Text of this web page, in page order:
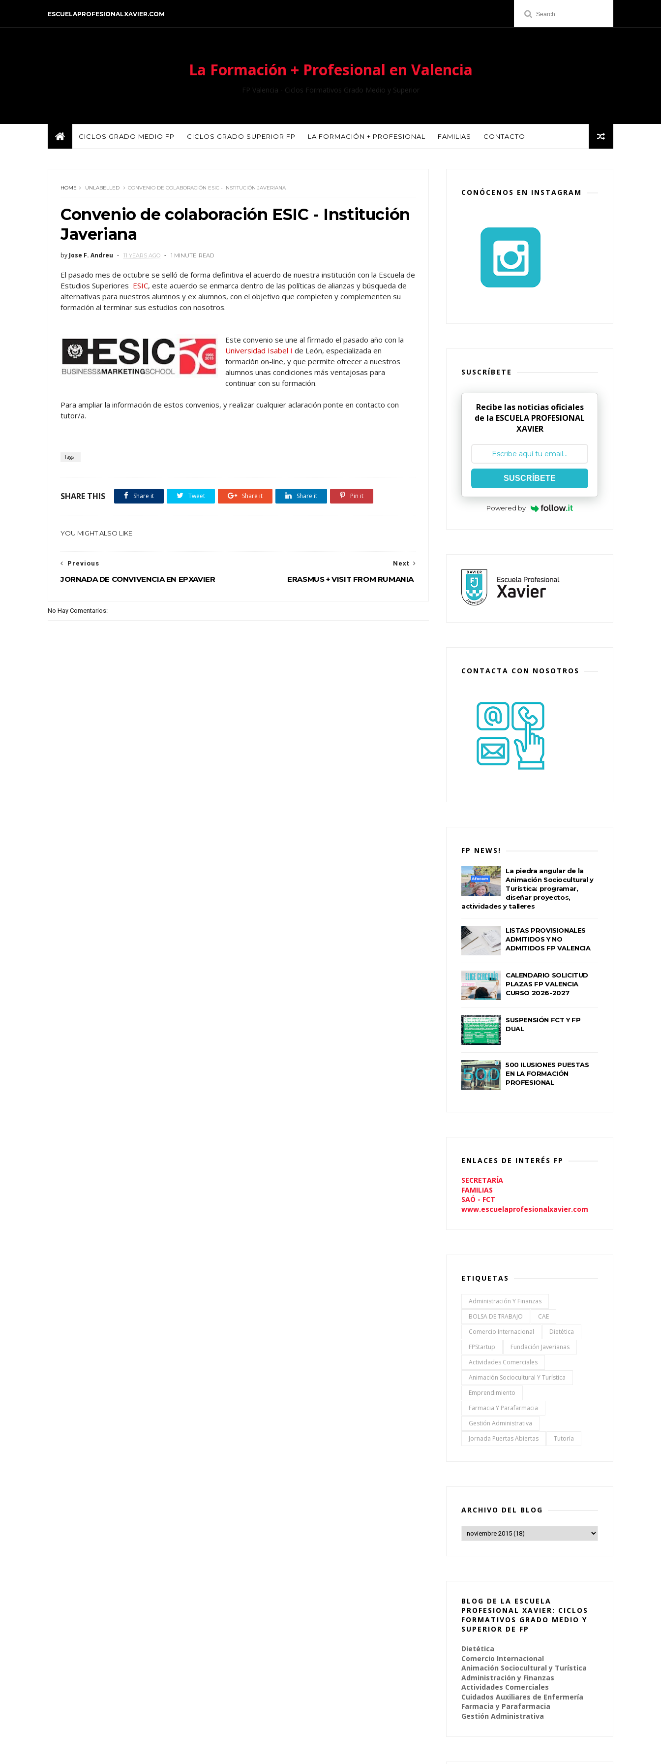
ESCUELAPROFESIONALXAVIER.COM
La Formación + Profesional en Valencia
FP Valencia - Ciclos Formativos Grado Medio y Superior
CICLOS GRADO MEDIO FP CICLOS GRADO SUPERIOR FP LA FORMACIÓN + PROFESIONAL FAMILIAS CONTACTO
HOME UNLABELLED CONVENIO DE COLABORACIÓN ESIC - INSTITUCIÓN JAVERIANA
Convenio de colaboración ESIC - Institución
Javeriana
by Jose F. Andreu 11 YEARS AGO 1 MINUTE READ
El pasado mes de octubre se selló de forma definitiva el acuerdo de nuestra institución con la Escuela de
Estudios Superiores ESIC, este acuerdo se enmarca dentro de las políticas de alianzas y búsqueda de
alternativas para nuestros alumnos y ex alumnos, con el objetivo que completen y complementen su
formación al terminar sus estudios con nosotros.
Este convenio se une al firmado el pasado año con la
Universidad Isabel I de León, especializada en
formación on-line, y que permite ofrecer a nuestros
alumnos unas condiciones más ventajosas para
continuar con su formación.
Para ampliar la información de estos convenios, y realizar cualquier aclaración ponte en contacto con
tutor/a.
Tags :
SHARE THIS Share it Tweet Share it Share it Pin it
YOU MIGHT ALSO LIKE
Next
ERASMUS + VISIT FROM RUMANIA
Previous
JORNADA DE CONVIVENCIA EN EPXAVIER
No Hay Comentarios:
CONÓCENOS EN INSTAGRAM
SUSCRÍBETE
Recibe las noticias oficiales
de la ESCUELA PROFESIONAL
XAVIER
SUSCRÍBETE
Powered by
CONTACTA CON NOSOTROS
FP NEWS!
La piedra angular de la
Animación Sociocultural y
Turística: programar,
diseñar proyectos,
actividades y talleres
LISTAS PROVISIONALES
ADMITIDOS Y NO
ADMITIDOS FP VALENCIA
CALENDARIO SOLICITUD
PLAZAS FP VALENCIA
CURSO 2026-2027
SUSPENSIÓN FCT Y FP
DUAL
500 ILUSIONES PUESTAS
EN LA FORMACIÓN
PROFESIONAL
ENLACES DE INTERÉS FP
SECRETARÍA
FAMILIAS
SAÓ - FCT
www.escuelaprofesionalxavier.com
ETIQUETAS
Administración Y Finanzas
BOLSA DE TRABAJO
CAE
Comercio Internacional
Dietética
FPStartup
Fundación Javerianas
Actividades Comerciales
Animación Sociocultural Y Turística
Emprendimiento
Farmacia Y Parafarmacia
Gestión Administrativa
Jornada Puertas Abiertas
Tutoría
ARCHIVO DEL BLOG
BLOG DE LA ESCUELA
PROFESIONAL XAVIER: CICLOS
FORMATIVOS GRADO MEDIO Y
SUPERIOR DE FP
Dietética
Comercio Internacional
Animación Sociocultural y Turística
Administración y Finanzas
Actividades Comerciales
Cuidados Auxiliares de Enfermería
Farmacia y Parafarmacia
Gestión Administrativa